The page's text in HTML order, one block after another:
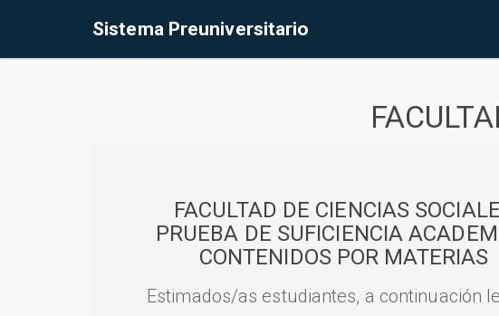
Sistema Preuniversitario
FACULTAD DE CIENCIAS
PRUEBA DE SUFICIENCIA
CONTENIDOS POR MATERIAS
Estimados/as estudiantes, a continuación